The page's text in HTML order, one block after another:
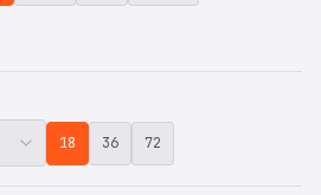
18 36 72